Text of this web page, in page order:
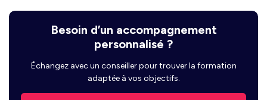
Besoin d’un accompagnement
personnalisé ?
Échangez avec un conseiller pour trouver la formation
adaptée à vos objectifs.